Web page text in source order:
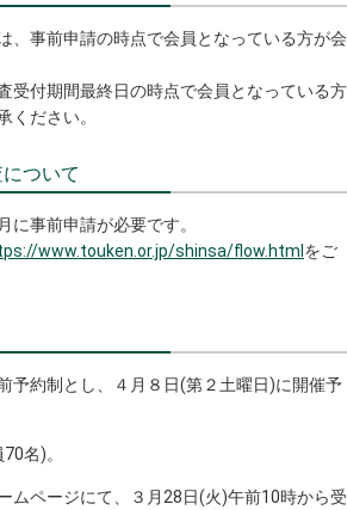
、事前申請の時点で会員となっている方が会
受付期間最終日の時点で会員となっている方
ください。
ついて
に事前申請が必要です。
www.touken.or.jp/shinsa/flow.htmlをご
予約制とし、４月８日(第２土曜日)に開催予
名)。
ムページにて、３月28日(火)午前10時から受